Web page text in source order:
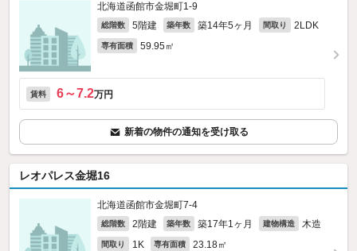
北海道函館市金堀町1-9
総階数 5階建 築年数 築14年5ヶ月 間取り 2LDK
専有面積 59.95㎡
賃料 6～7.2万円
新着の物件の通知を受け取る
レオパレス金堀16
北海道函館市金堀町7-4
総階数 2階建 築年数 築17年1ヶ月 建物構造 木造
間取り 1K 専有面積 23.18㎡